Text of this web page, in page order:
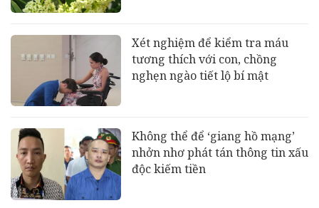
Xét nghiệm để kiểm tra máu
tương thích với con, chồng
nghẹn ngào tiết lộ bí mật
Không thể để ‘giang hồ mạng’
nhởn nhơ phát tán thông tin xấu
độc kiếm tiền